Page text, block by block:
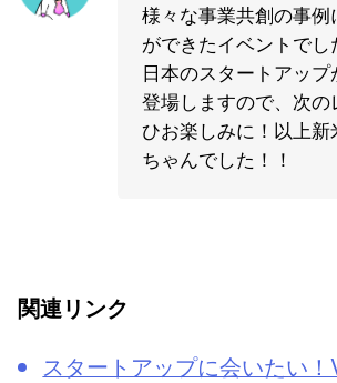
様々な事業共創の事例
ができたイベントでし
日本のスタートアッ
登場しますので、次
ひお楽しみに！以上新
ちゃんでした！！
関連リンク
スタートアップに会いたい！